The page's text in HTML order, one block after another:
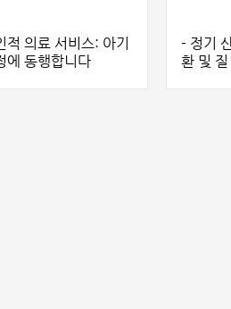
적 의료 서비스: 아기
에 동행합니다
- 정기 산부
환 및